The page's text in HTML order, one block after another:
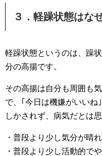
３．軽躁状態はな
軽躁状態というのは、躁
分の高揚です。
その高揚は自分も周囲も
で、｢今日は機嫌がいいね
しかされず、病気だとは
・普段より少し気分が晴
・普段より少し活動的で